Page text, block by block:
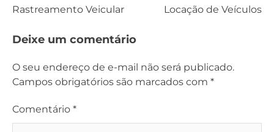
de
Post
Rastreamento Veicular
Locação de Veículos
Deixe um comentário
O seu endereço de e-mail não será publicado.
Campos obrigatórios são marcados com *
Comentário *